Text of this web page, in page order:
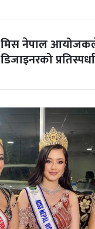
मिस नेपाल
डिजाइनरको